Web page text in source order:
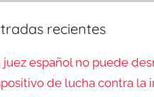
recientes
juez español no puede
de lucha contra la